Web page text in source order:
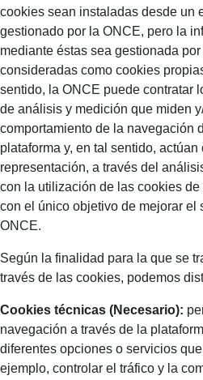
cookies sean instaladas desde un
gestionado por la ONCE, pero la
mediante éstas sea gestionada
consideradas como cookies
sentido, la ONCE puede contratar
de análisis y medición que miden
comportamiento de la navegación
plataforma y, en tal sentido, actúan
representación, a través del
con la utilización de las cookies
con el único objetivo de mejorar el
ONCE.
Según la finalidad para la que se
través de las cookies, podemos
Cookies técnicas (Necesario):
navegación a través de la
diferentes opciones o servicios
ejemplo, controlar el tráfico y la